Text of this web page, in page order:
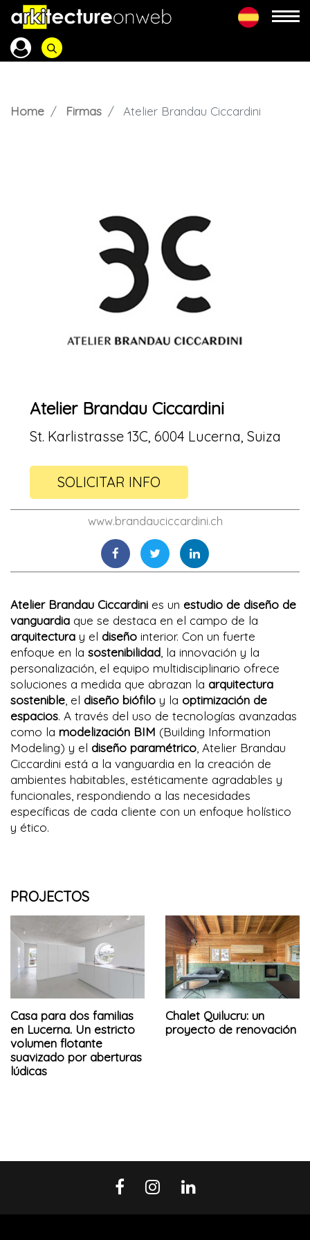
Home Firmas Atelier Brandau Ciccardini
Atelier Brandau Ciccardini
St. Karlistrasse 13C, 6004 Lucerna, Suiza
SOLICITAR INFO
www.brandauciccardini.ch
Atelier Brandau Ciccardini es un estudio de diseño de
vanguardia que se destaca en el campo de la
arquitectura y el diseño interior. Con un fuerte
enfoque en la sostenibilidad , la innovación y la
personalización, el equipo multidisciplinario ofrece
soluciones a medida que abrazan la arquitectura
sostenible , el diseño biófilo y la optimización de
espacios. A través del uso de tecnologías avanzadas
como la modelización BIM (Building Information
Modeling) y el diseño paramétrico , Atelier Brandau
Ciccardini está a la vanguardia en la creación de
ambientes habitables, estéticamente agradables y
funcionales, respondiendo a las necesidades
específicas de cada cliente con un enfoque holístico
y ético.
PROJECTOS
Casa para dos familias
en Lucerna. Un estricto
volumen flotante
suavizado por aberturas
lúdicas
Chalet Quilucru: un
proyecto de renovación